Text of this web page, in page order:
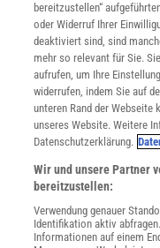
Datenschutz
Nutzungsbedingungen
Cookie-Einstellungen
Utiq verwalten
Nutzungsbasierte
Alle Artikel
Impressum
Angebote für Schulen
Angebote für
Sprachen lernen mit
Lexika
bereitzustellen“
oder Widerruf Ihrer
deaktiviert sind, sind
mehr so relevant für Sie.
aufrufen, um Ihre
widerrufen, indem Sie auf
unteren Rand der Webseite
unseres Website. Weitere
Datenschutzerklärung.
Wir und unsere Partner
bereitzustellen:
Verwendung genauer
Identifikation aktiv
Informationen auf einem